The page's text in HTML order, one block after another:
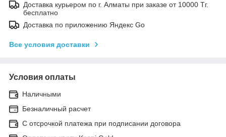
Доставка курьером по г. Алматы при заказе от 10000 Тг.
бесплатно
Доставка по приложению Яндекс Go
Все условия доставки
Условия оплаты
Наличными
Безналичный расчет
С отсрочкой платежа при подписании договора